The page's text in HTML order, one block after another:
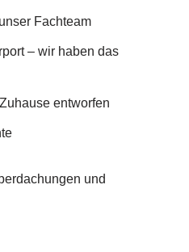
Fachteam
– wir haben das
entworfen
und